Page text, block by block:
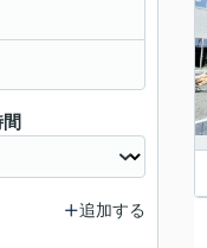
追加する